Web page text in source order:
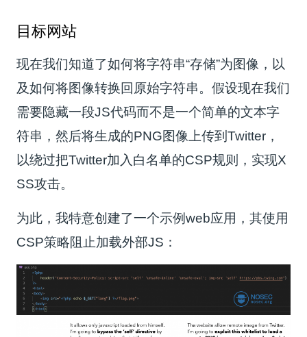
目标网站
现在我们知道了如何将字符串“存储”为图像，以
及如何将图像转换回原始字符串。假设现在我们
需要隐藏一段JS代码而不是一个简单的文本字
符串，然后将生成的PNG图像上传到Twitter，
以绕过把Twitter加入白名单的CSP规则，实现X
SS攻击。
为此，我特意创建了一个示例web应用，其使用
CSP策略阻止加载外部JS：